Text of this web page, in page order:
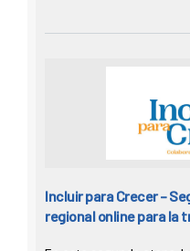
Incluir para Crecer –
regional online para la